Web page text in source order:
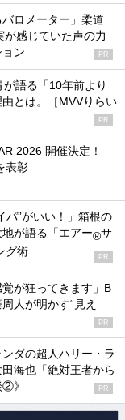
バロメーター」柔道
感じていた声の力
ン
PR
語る「10年前より
とは。［MVVりらい
PR
2026 開催決定！
表彰
パ”がいい！」箱根の
が語る「エアー®サ
グ術 PR
覚が狂ってきます」B
人が明かす“見え
PR
ダの超人ハリー・ラ
海也「絶対王者から
》
PR